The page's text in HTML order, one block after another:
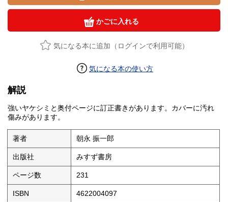
かごに入れる
気になる本に追加（ログインで利用可能）
気になる本の使い方
解説
強いヤケシミと奥付ページに訂正書きがあります。カバーに汚れ
傷みがあります。
著者 朝永 振一郎
出版社 みすず書房
ページ数 231
ISBN 4622004097